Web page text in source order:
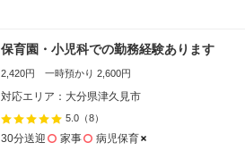
保育園・小児科での勤務経験あります
2,420円 一時預かり 2,600円
対応エリア：大分県津久見市
5.0 （8）
30分送迎 家事 病児保育